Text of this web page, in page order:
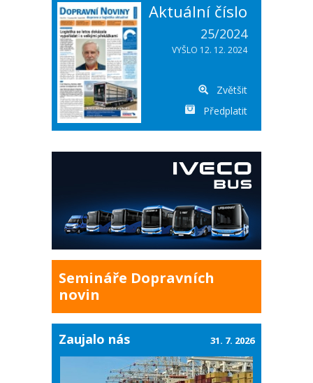
Aktuální číslo
25/2024
VYŠLO 12. 12. 2024
Zvětšit
Předplatit
Semináře Dopravních
novin
Zaujalo nás 31. 7. 2026